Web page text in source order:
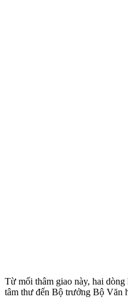
Từ mối thâm giao này, hai
tâm thư đến Bộ trưởng Bộ Văn